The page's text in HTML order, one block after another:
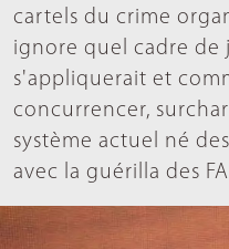
cartels du crime
ignore quel cadre de
s'appliquerait et
concurrencer,
système actuel né
avec la guérilla des